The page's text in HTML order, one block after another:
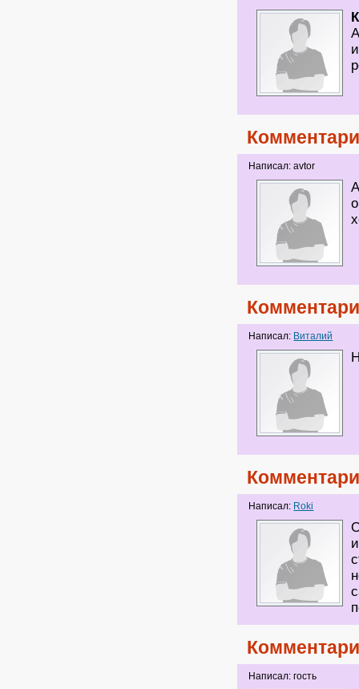
Написал: avtor
Написал: Виталий
Написал: Roki
Написал: гость